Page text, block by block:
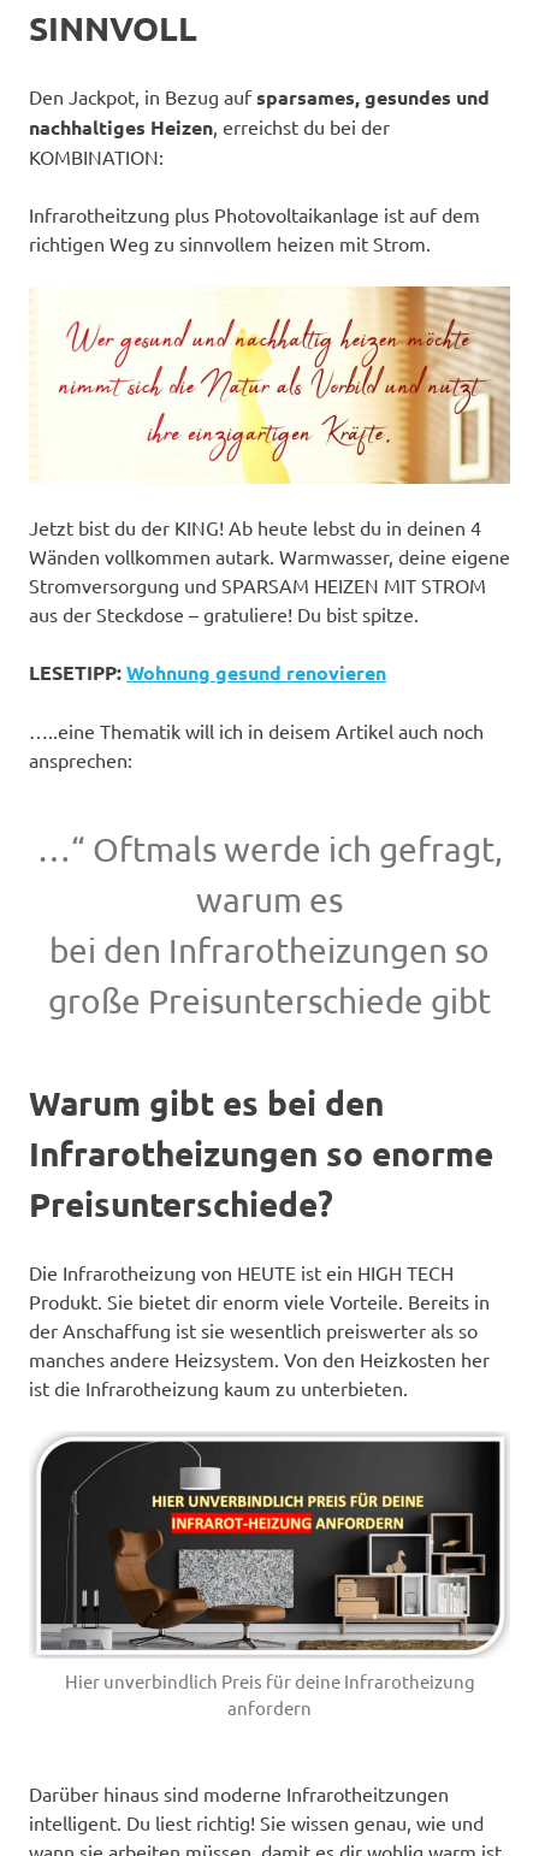
SINNVOLL
Den Jackpot, in Bezug aufsparsames, gesundes und
nachhaltiges Heizen, erreichst du bei der
KOMBINATION:
Infrarotheitzung plus Photovoltaikanlage ist auf dem
richtigen Weg zu sinnvollem heizen mit Strom.
Jetzt bist du der KING! Ab heute lebst du in deinen 4
Wänden vollkommen autark. Warmwasser, deine eigene
Stromversorgung und SPARSAM HEIZEN MIT STROM
aus der Steckdose – gratuliere! Du bist spitze.
LESETIPP:Wohnung gesund renovieren
…..eine Thematik will ich in deisem Artikel auch noch
ansprechen:
…“ Oftmals werde ich gefragt,
warum es
bei den Infrarotheizungen so
große Preisunterschiede gibt
Warum gibt es bei den
Infrarotheizungen so enorme
Preisunterschiede?
Die Infrarotheizung von HEUTE ist ein HIGH TECH
Produkt. Sie bietet dir enorm viele Vorteile. Bereits in
der Anschaffung ist sie wesentlich preiswerter als so
manches andere Heizsystem. Von den Heizkosten her
ist die Infrarotheizung kaum zu unterbieten.
Hier unverbindlich Preis für deine Infrarotheizung
anfordern
Darüber hinaus sind moderne Infrarotheitzungen
intelligent. Du liest richtig! Sie wissen genau, wie und